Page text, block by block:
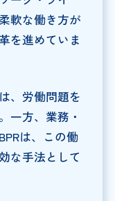
軟な働き方が
を進めていま
、労働問題を
一方、業務・
は、この働
な手法として